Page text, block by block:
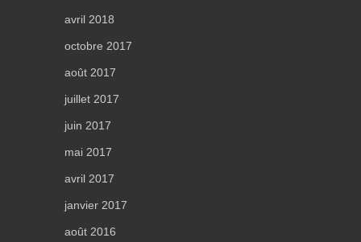
avril 2018
octobre 2017
août 2017
juillet 2017
juin 2017
mai 2017
avril 2017
janvier 2017
août 2016